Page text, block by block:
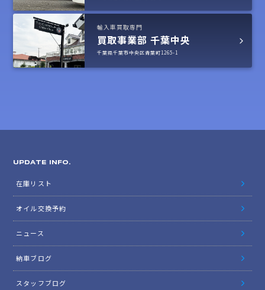
輸入車買取専門
買取事業部 千葉中央
千葉県千葉市中央区青葉町1265-1
UPDATE INFO.
在庫リスト
オイル交換予約
ニュース
納車ブログ
スタッフブログ